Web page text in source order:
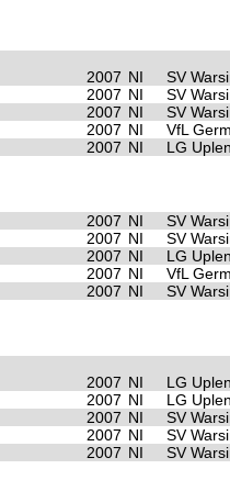
2007 NI
SV
2007 NI
SV
2007 NI
SV
2007 NI
VfL
2007 NI LG
2007 NI
SV
2007 NI
SV
2007 NI
LG
2007 NI
VfL
2007 NI SV
2007 NI
LG
2007 NI
LG
2007 NI
SV
2007 NI
SV
2007 NI SV